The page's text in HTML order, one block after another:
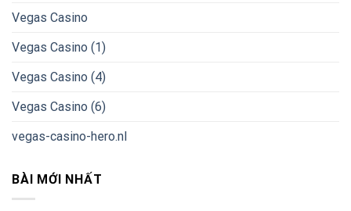
Vegas Casino
Vegas Casino (1)
Vegas Casino (4)
Vegas Casino (6)
vegas-casino-hero.nl
BÀI MỚI NHẤT